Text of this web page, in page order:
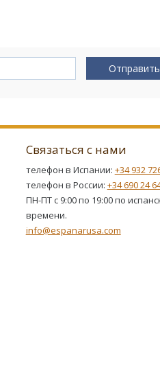
Отправить
Связаться с нами
телефон в Испании: +34 932
телефон в России: +34 690 24
ПН-ПТ с 9:00 по 19:00 по
времени.
info@espanarusa.com